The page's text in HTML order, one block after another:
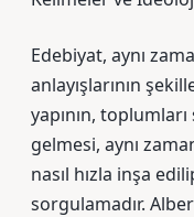
Edebiyat, aynı
anlayışlarının
yapının,
gelmesi, aynı
nasıl hızla inşa
sorgulamadır.